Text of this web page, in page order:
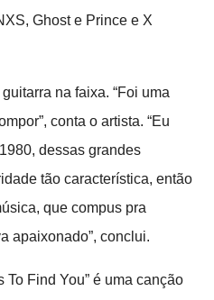
Ghost e Prince e X
na faixa. “Foi uma
conta o artista. “Eu
dessas grandes
tão característica, então
que compus pra
apaixonado”, conclui.
To Find You” é uma canção